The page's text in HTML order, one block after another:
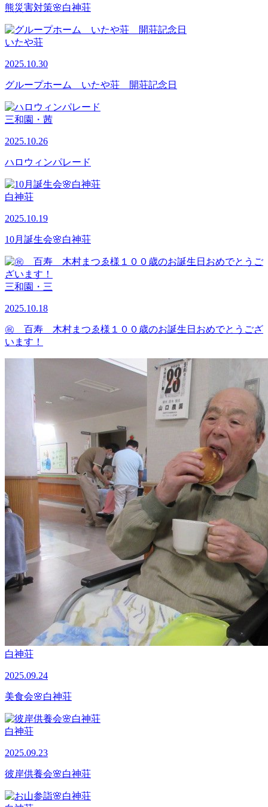
熊災害対策🌸白神荘
いたや荘
2025.10.30
グループホーム いたや荘 開荘記念日
三和園・茜
2025.10.26
ハロウィンパレード
白神荘
2025.10.19
10月誕生会🌸白神荘
三和園・三
2025.10.18
㊗ 百寿 木村まつゑ様１００歳のお誕生日おめでとうござ
います！
白神荘
2025.09.24
美食会🌸白神荘
白神荘
2025.09.23
彼岸供養会🌸白神荘